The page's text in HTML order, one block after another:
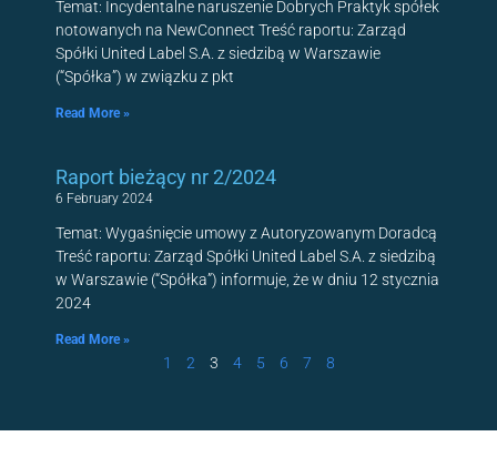
Temat: Incydentalne naruszenie Dobrych Praktyk spółek
notowanych na NewConnect Treść raportu: Zarząd
Spółki United Label S.A. z siedzibą w Warszawie
(“Spółka”) w związku z pkt
Read More »
Raport bieżący nr 2/2024
6 February 2024
Temat: Wygaśnięcie umowy z Autoryzowanym Doradcą
Treść raportu: Zarząd Spółki United Label S.A. z siedzibą
w Warszawie (“Spółka”) informuje, że w dniu 12 stycznia
2024
Read More »
1 2 3 4 5 6 7 8